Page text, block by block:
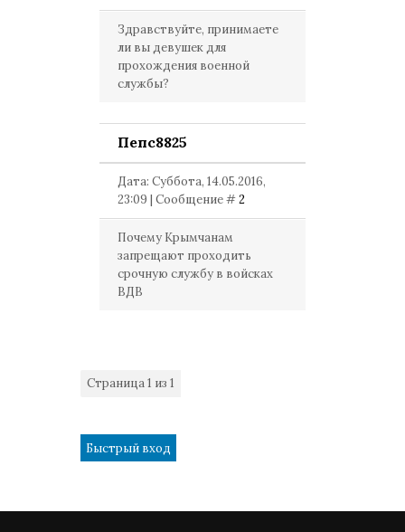
Здравствуйте, принимаете
ли вы девушек для
прохождения военной
службы?
Пепс8825
Дата: Суббота, 14.05.2016,
23:09 | Сообщение #2
Почему Крымчанам
запрещают проходить
срочную службу в войсках
ВДВ
Страница1 из 1